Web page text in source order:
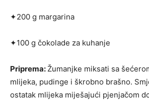
✦200 g margarina
✦100 g čokolade za kuhanje
Priprema: Žumanjke miksati sa
mlijeka, pudinge i škrobno brašno.
ostatak mlijeka miješajući pjenjačom